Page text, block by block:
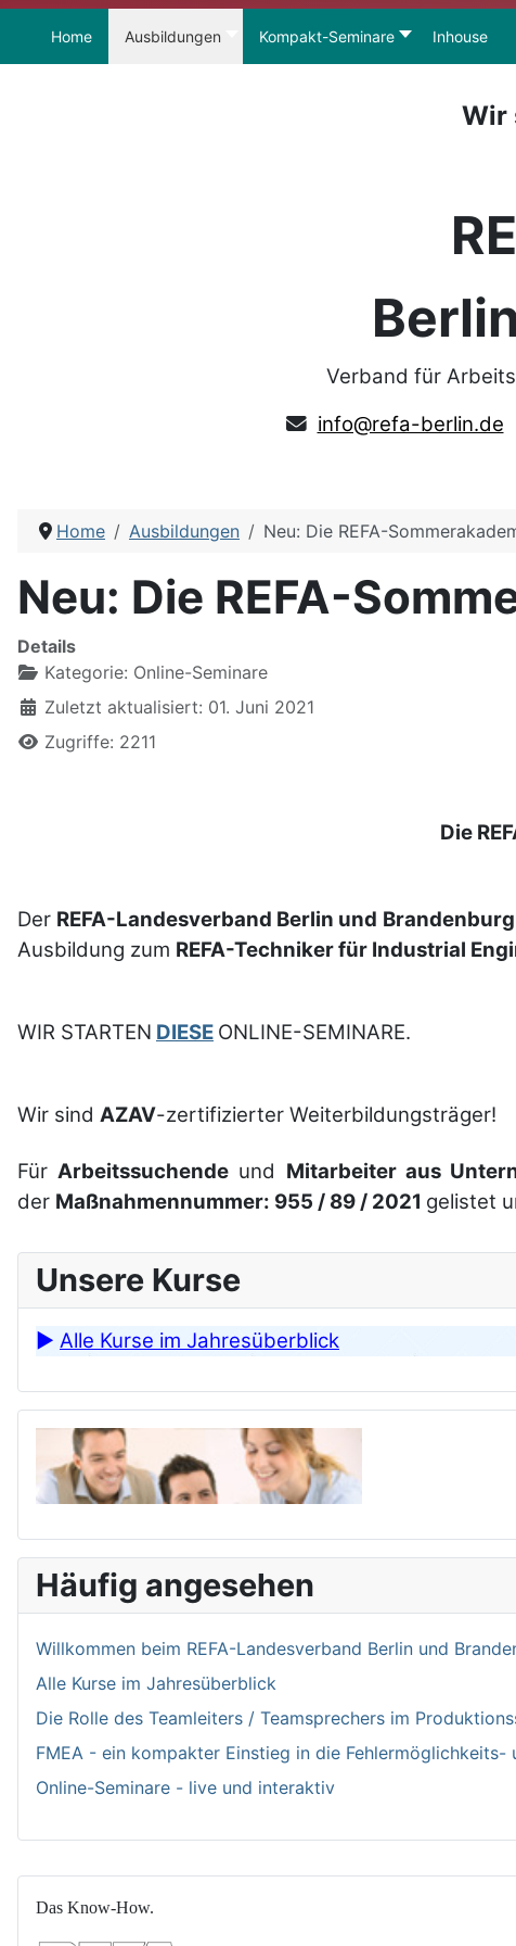
Home Ausbildungen Kompakt-Seminare Inhouse
Wir
Verband für
info@refa-berlin.de
Das Know-How.
Home Ausbildungen Neu: Die REFA-
Neu: Die REFA-
Details
Kategorie: Online-Seminare
Zuletzt aktualisiert: 01. Juni 2021
Zugriffe: 2211
Die
Der REFA-Landesverband Berlin und Brandenburg
Ausbildung zum REFA-Techniker für Industrial
WIR STARTEN DIESE ONLINE-SEMINARE.
Wir sind AZAV-zertifizierter Weiterbildungsträger!
FürArbeitssuchende und Mitarbeiter aus
der Maßnahmennummer: 955 / 89 / 2021 gelistet
Unsere Kurse
► Alle Kurse im Jahresüberblick
Häufig angesehen
Willkommen bei­m REFA-Landesverband Berlin und
Alle Kurse im Jahresüberblick
Die Rolle des Teamleiters / Teamsprechers im
FMEA - ein kompakter Einstieg in die Fehlermöglichkeits-
Online-Seminare - live und interaktiv